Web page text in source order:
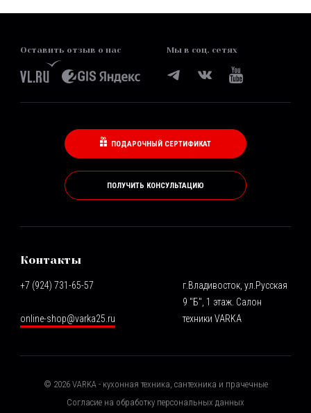
Оставить отзыв о нас Мы в соц. сетях
ПОДАРОЧНЫЙ СЕРТИФИКАТ
ПОЛУЧИТЬ КОНСУЛЬТАЦИЮ
Контакты
+7 (924) 731-65-57
online-shop@varka25.ru
г.Владивосток, ул.Русская
9 "Б", 1 этаж. Салон
техники VARKA
© 2026VARKA - кухонная техника, сантехника и прачечные
Согласие на обработку персональных данных